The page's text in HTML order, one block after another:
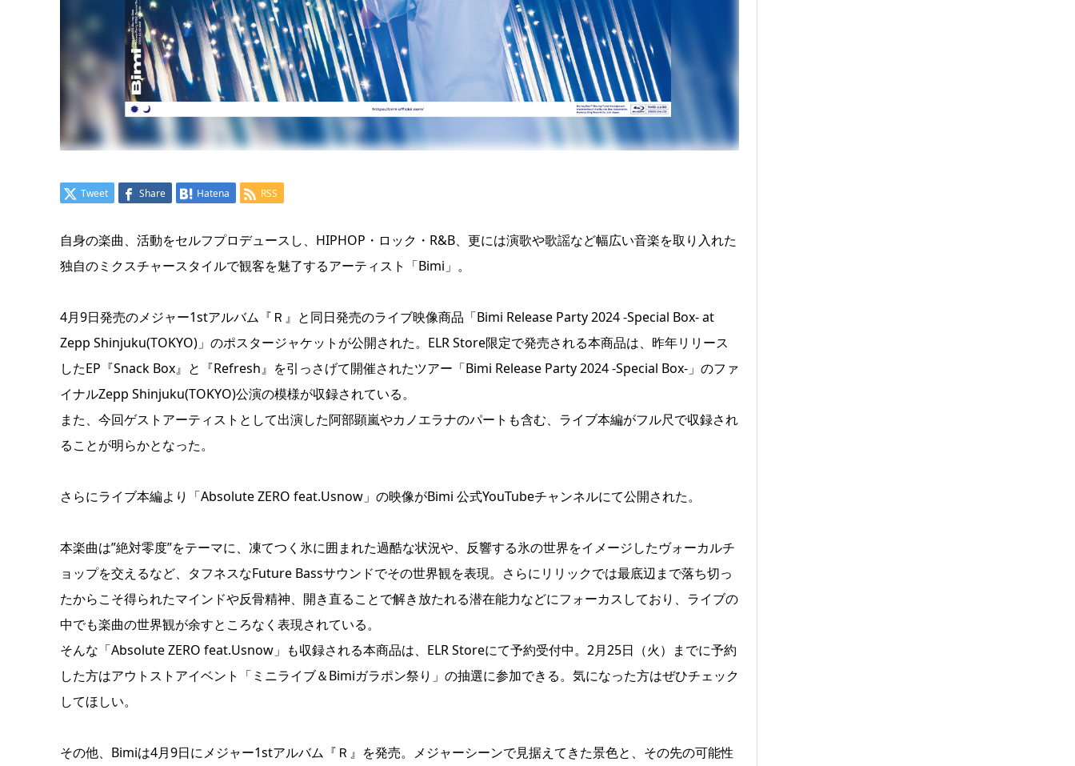
Tweet Share Hatena RSS
自身の楽曲、活動をセルフプロデュースし、HIPHOP・ロック・R&B、更には演歌や歌謡など幅広い音楽を取り入れた
独自のミクスチャースタイルで観客を魅了するアーティスト「Bimi」。
4月9日発売のメジャー1stアルバム『Ｒ』と同日発売のライブ映像商品「Bimi Release Party 2024 -Special Box- at
Zepp Shinjuku(TOKYO)」のポスタージャケットが公開された。ELR Store限定で発売される本商品は、昨年リリース
したEP『Snack Box』と『Refresh』を引っさげて開催されたツアー「Bimi Release Party 2024 -Special Box-」のファ
イナルZepp Shinjuku(TOKYO)公演の模様が収録されている。
また、今回ゲストアーティストとして出演した阿部顕嵐やカノエラナのパートも含む、ライブ本編がフル尺で収録され
ることが明らかとなった。
さらにライブ本編より「Absolute ZERO feat.Usnow」の映像がBimi 公式YouTubeチャンネルにて公開された。
本楽曲は”絶対零度”をテーマに、凍てつく氷に囲まれた過酷な状況や、反響する氷の世界をイメージしたヴォーカルチ
ョップを交えるなど、タフネスなFuture Bassサウンドでその世界観を表現。さらにリリックでは最底辺まで落ち切っ
たからこそ得られたマインドや反骨精神、開き直ることで解き放たれる潜在能力などにフォーカスしており、ライブの
中でも楽曲の世界観が余すところなく表現されている。
そんな「Absolute ZERO feat.Usnow」も収録される本商品は、ELR Storeにて予約受付中。2月25日（火）までに予約
した方はアウトストアイベント「ミニライブ＆Bimiガラポン祭り」の抽選に参加できる。気になった方はぜひチェック
してほしい。
その他、Bimiは4月9日にメジャー1stアルバム『Ｒ』を発売。メジャーシーンで見据えてきた景色と、その先の可能性